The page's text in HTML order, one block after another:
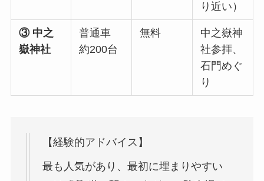
り近い）
③ 中之
嶽神社
普通車
約200台
無料
中之嶽神
社参拝、
石門めぐ
り
【経験的アドバイス】
最も人気があり、最初に埋まりやすい